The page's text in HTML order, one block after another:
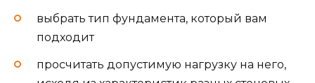
выбрать тип фундамента, который вам
подходит
просчитать допустимую нагрузку на него,